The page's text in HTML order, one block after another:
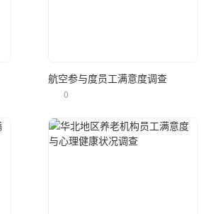
航空参与度员工满意度调查
0